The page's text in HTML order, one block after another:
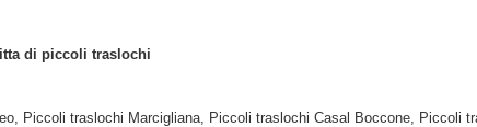
di piccoli traslochi
Piccoli traslochi Marcigliana, Piccoli traslochi Casal Boccone, Piccoli